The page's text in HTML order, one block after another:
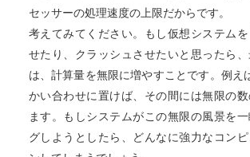
セッサーの処理速度の上限だからです。
考えてみてください。もし仮想システム
せたり、クラッシュさせたいと思ったら
は、計算量を無限に増やすことです。例え
かい合わせに置けば、その間には無限の
ます。もしシステムがこの無限の風景を
グしようとしたら、どんなに強力なコン